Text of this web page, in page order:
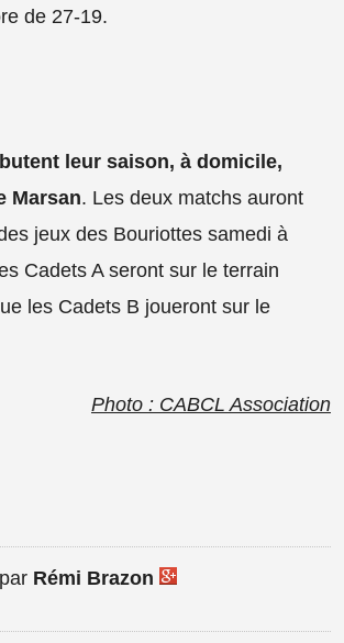
de 27-19.
leur saison, à domicile,
Marsan. Les deux matchs auront
jeux des Bouriottes samedi à
Cadets A seront sur le terrain
les Cadets B joueront sur le
Photo : CABCL Association
Rémi Brazon